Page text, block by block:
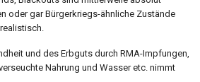
oder gar Bürgerkriegs-ähnliche Zustände
und des Erbguts durch RMA-Impfungen,
Nahrung und Wasser etc. nimmt